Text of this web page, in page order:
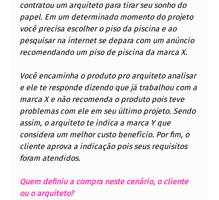
contratou um arquiteto para tirar seu sonho do
papel. Em um determinado momento do projeto
você precisa escolher o piso da piscina e ao
pesquisar na internet se depara com um anúncio
recomendando um piso de piscina da marca X.
Você encaminha o produto pro arquiteto analisar
e ele te responde dizendo que já trabalhou com a
marca X e não recomenda o produto pois teve
problemas com ele em seu último projeto. Sendo
assim, o arquiteto te indica a marca Y que
considera um melhor custo benefício. Por fim, o
cliente aprova a indicação pois seus requisitos
foram atendidos.
Quem definiu a compra neste cenário, o cliente
ou o arquiteto?